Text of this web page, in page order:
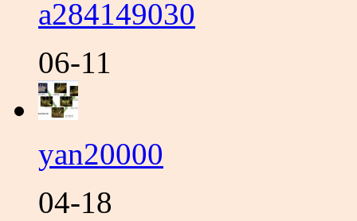
a284149030
06-11
yan20000
04-18